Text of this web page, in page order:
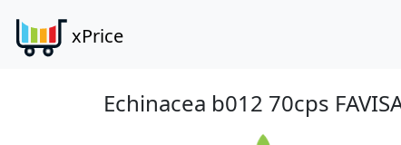
xPrice
Echinacea b012 70cps